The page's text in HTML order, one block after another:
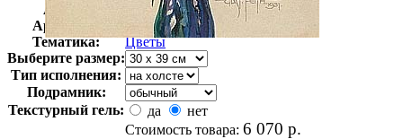
Автор:
Неизвестно
Арт-стиль
Немецкая живопись
Тематика:
Цветы
Выберите размер:
Тип исполнения:
Подрамник:
Текстурный гель:
да
нет
Стоимость товара: 6 070 р.